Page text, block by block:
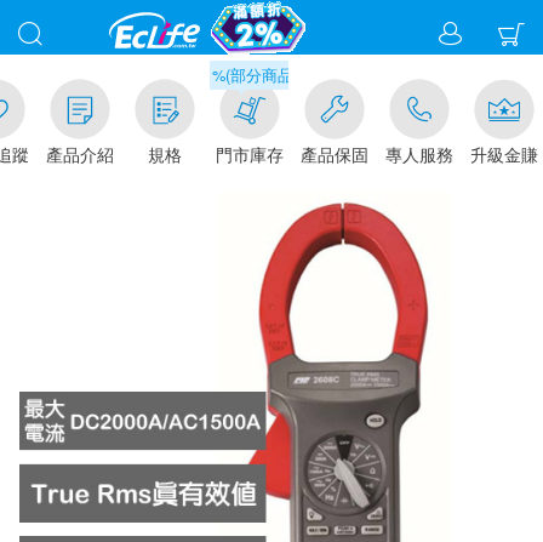
蹤 產品介紹 規格
滿千元門市取貨現折1%(部分商品不適用)-請點我看
門市庫存 產品保固 專人服務 升級金賺